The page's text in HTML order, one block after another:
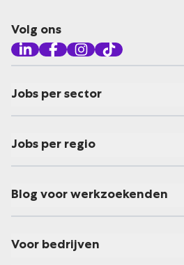
Volg ons
Jobs per sector
Jobs per regio
Blog voor werkzoekenden
Voor bedrijven